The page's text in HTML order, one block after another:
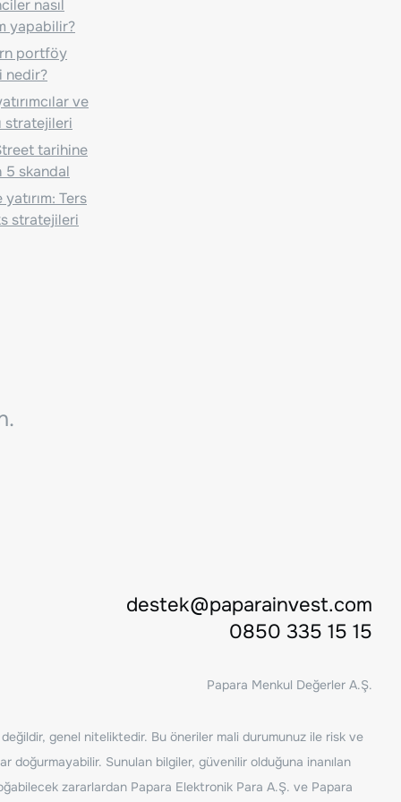
nasıl
yapabilir?
portföy
nedir?
ve
stratejileri
tarihine
5 skandal
Ters
stratejileri
destek@paparainvest.com
0850 335 15 15
Papara Menkul Değerler A.Ş.
değildir, genel niteliktedir. Bu öneriler mali durumunuz ile risk ve
doğurmayabilir. Sunulan bilgiler, güvenilir olduğuna inanılan
zararlardan Papara Elektronik Para A.Ş. ve Papara